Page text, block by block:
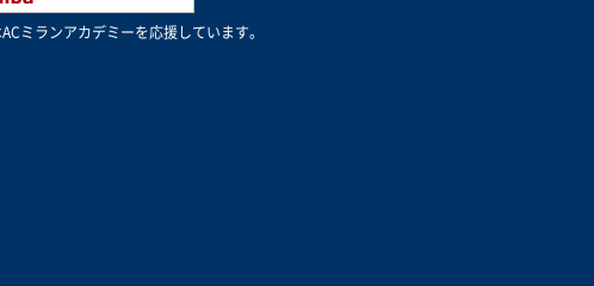
ミランアカデミーを応援しています。